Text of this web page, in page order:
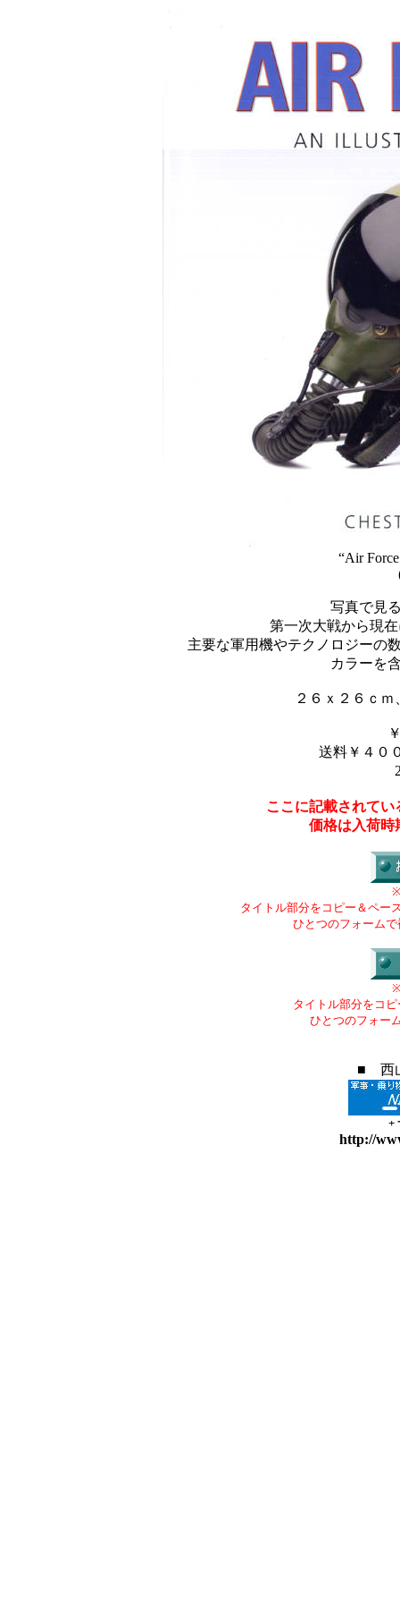
“Air
写真で見
第一次大戦から現
主要な軍用機やテクノロジーの
カラーを
２６ｘ２６ｃ
送料￥４０
ここに記載されて
価格は入荷時
タイトル部分をコピー＆ペー
ひとつのフォーム
タイトル部分をコ
ひとつのフォー
■ 西
+
http://